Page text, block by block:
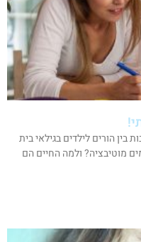
בין הורים לילדים בגילאי בית
מוטיבציה? ולמה החיים הם